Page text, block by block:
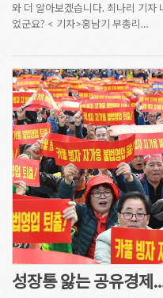
와 더 알아보겠습니다. 최나리 기자
었군요? < 기자>홍남기 부총리…
성장통 앓는 공유경제